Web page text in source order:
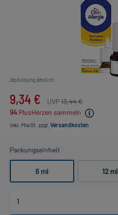
Abbildung ähnlich
9,34 € UVP13,44 €
94 PlusHerzen sammeln
inkl. MwSt. zzgl. Versandkosten
Packungseinheit
6 ml 12 ml